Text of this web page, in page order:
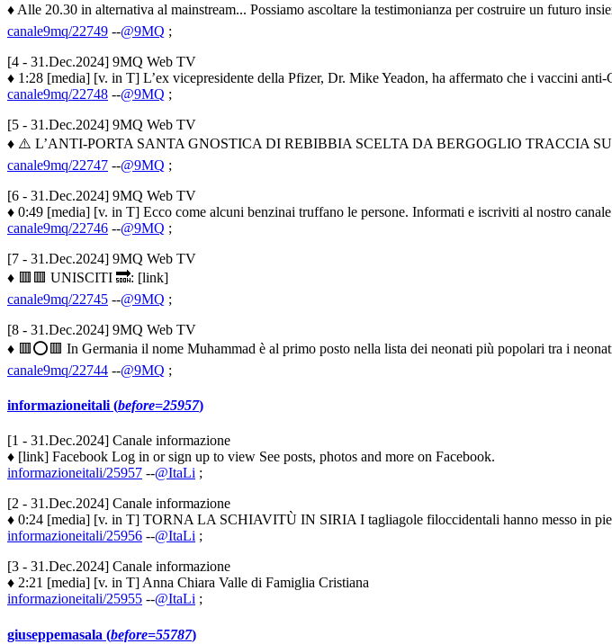
♦ Alle 20.30 in alternativa al mainstream... Possiamo ascoltare la testimonianza per costruire un futuro
canale9mq/22749 --@9MQ ;
[4 - 31.Dec.2024] 9MQ Web TV
♦ 1:28 [media] [v. in T] L’ex vicepresidente della Pfizer, Dr. Mike Yeadon, ha affermato che i vaccini
canale9mq/22748 --@9MQ ;
[5 - 31.Dec.2024] 9MQ Web TV
♦ ⚠️ L’ANTI-PORTA SANTA GNOSTICA DI REBIBBIA SCELTA DA BERGOGLIO TRACCIA
canale9mq/22747 --@9MQ ;
[6 - 31.Dec.2024] 9MQ Web TV
♦ 0:49 [media] [v. in T] Ecco come alcuni benzinai truffano le persone. Informati e iscriviti al nostro
canale9mq/22746 --@9MQ ;
[7 - 31.Dec.2024] 9MQ Web TV
♦ 🟥🟥 UNISCITI 🔜: [link]
canale9mq/22745 --@9MQ ;
[8 - 31.Dec.2024] 9MQ Web TV
♦ 🟥⭕️🟥 In Germania il nome Muhammad è al primo posto nella lista dei neonati più popolari tra i
canale9mq/22744 --@9MQ ;
informazioneitali (before=25957)
[1 - 31.Dec.2024] Canale informazione
♦ [link] Facebook Log in or sign up to view See posts, photos and more on Facebook.
informazioneitali/25957 --@ItaLi ;
[2 - 31.Dec.2024] Canale informazione
♦ 0:24 [media] [v. in T] TORNA LA SCHIAVITÙ IN SIRIA I tagliagole filoccidentali hanno messo in
informazioneitali/25956 --@ItaLi ;
[3 - 31.Dec.2024] Canale informazione
♦ 2:21 [media] [v. in T] Anna Chiara Valle di Famiglia Cristiana
informazioneitali/25955 --@ItaLi ;
giuseppemasala (before=55787)